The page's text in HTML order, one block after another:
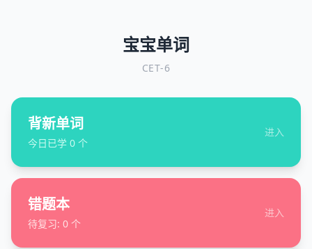
宝宝单词
CET-6
背新单词
今日已学 0 个
进入
错题本
待复习: 0 个
进入